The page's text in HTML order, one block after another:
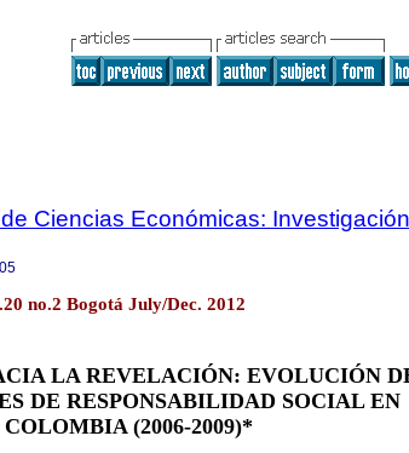
Ciencias Económicas:
no.2 Bogotá July/Dec. 2012
LA REVELACIÓN: EVOLUCIÓN
DE RESPONSABILIDAD SOCIAL EN
COLOMBIA (2006-2009)*